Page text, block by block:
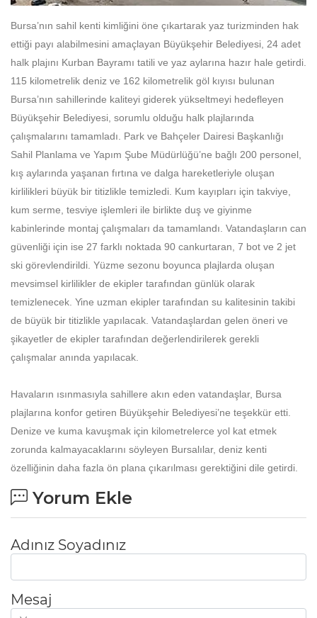
Bursa’nın sahil kenti kimliğini öne çıkartarak yaz turizminden hak
ettiği payı alabilmesini amaçlayan Büyükşehir Belediyesi, 24 adet
halk plajını Kurban Bayramı tatili ve yaz aylarına hazır hale getirdi.
115 kilometrelik deniz ve 162 kilometrelik göl kıyısı bulunan
Bursa’nın sahillerinde kaliteyi giderek yükseltmeyi hedefleyen
Büyükşehir Belediyesi, sorumlu olduğu halk plajlarında
çalışmalarını tamamladı. Park ve Bahçeler Dairesi Başkanlığı
Sahil Planlama ve Yapım Şube Müdürlüğü’ne bağlı 200 personel,
kış aylarında yaşanan fırtına ve dalga hareketleriyle oluşan
kirlilikleri büyük bir titizlikle temizledi. Kum kayıpları için takviye,
kum serme, tesviye işlemleri ile birlikte duş ve giyinme
kabinlerinde montaj çalışmaları da tamamlandı. Vatandaşların can
güvenliği için ise 27 farklı noktada 90 cankurtaran, 7 bot ve 2 jet
ski görevlendirildi. Yüzme sezonu boyunca plajlarda oluşan
mevsimsel kirlilikler de ekipler tarafından günlük olarak
temizlenecek. Yine uzman ekipler tarafından su kalitesinin takibi
de büyük bir titizlikle yapılacak. Vatandaşlardan gelen öneri ve
şikayetler de ekipler tarafından değerlendirilerek gerekli
çalışmalar anında yapılacak.
Havaların ısınmasıyla sahillere akın eden vatandaşlar, Bursa
plajlarına konfor getiren Büyükşehir Belediyesi’ne teşekkür etti.
Denize ve kuma kavuşmak için kilometrelerce yol kat etmek
zorunda kalmayacaklarını söyleyen Bursalılar, deniz kenti
özelliğinin daha fazla ön plana çıkarılması gerektiğini dile getirdi.
Yorum Ekle
Adınız Soyadınız
Mesaj